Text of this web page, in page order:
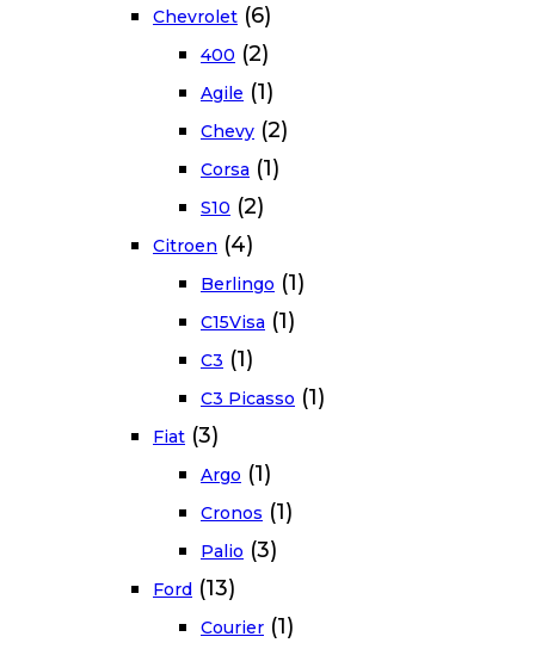
Chevrolet (6)
400 (2)
Agile (1)
Chevy (2)
Corsa (1)
S10 (2)
Citroen (4)
Berlingo (1)
C15Visa (1)
C3 (1)
C3 Picasso (1)
Fiat (3)
Argo (1)
Cronos (1)
Palio (3)
Ford (13)
Courier (1)